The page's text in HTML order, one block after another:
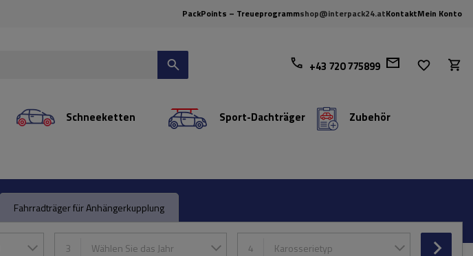
PackPoints – Treueprogrammshop@interpack24.atKontaktMein Konto
+43 720 775899
Schneeketten Sport-Dachträger Zubehör
Fahrradträger für Anhängerkupplung
3 Wählen Sie das Jahr 4 Karosserietyp